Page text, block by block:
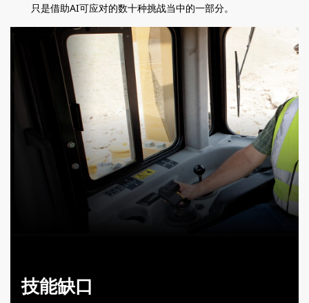
只是借助AI可应对的数十种挑战当中的一部分。
技能缺口